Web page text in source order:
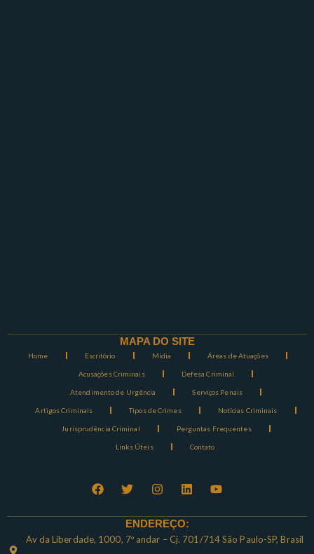
MAPA DO SITE
Home Escritório Mídia Áreas de Atuações
Acusações Criminais Defesa Criminal
Atendimento de Urgência Serviços Penais
Artigos Criminais Tipos de Crimes Notícias Criminais
Jurisprudência Criminal Perguntas Frequentes
Links Úteis Contato
ENDEREÇO:
Av da Liberdade, 1000, 7º andar – Cj. 701/714 São Paulo-SP, Brasil